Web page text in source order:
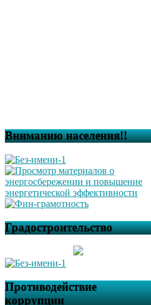
Вниманию населения!!
Градостроительство
Противодействие
коррупции